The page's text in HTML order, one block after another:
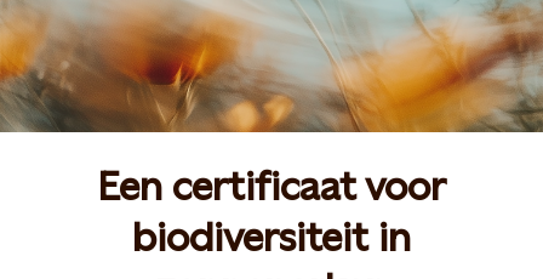
Een certificaat voor
biodiversiteit in